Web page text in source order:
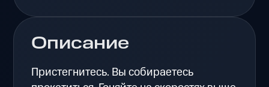
Описание
Пристегнитесь. Вы собираетесь